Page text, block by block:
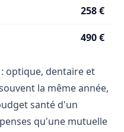
258 €
490 €
optique, dentaire et
la même année,
santé d'un
qu'une mutuelle